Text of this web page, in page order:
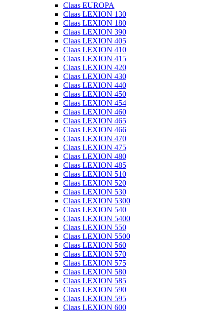
Claas EUROPA
Claas LEXION 130
Claas LEXION 180
Claas LEXION 390
Claas LEXION 405
Claas LEXION 410
Claas LEXION 415
Claas LEXION 420
Claas LEXION 430
Claas LEXION 440
Claas LEXION 450
Claas LEXION 454
Claas LEXION 460
Claas LEXION 465
Claas LEXION 466
Claas LEXION 470
Claas LEXION 475
Claas LEXION 480
Claas LEXION 485
Claas LEXION 510
Claas LEXION 520
Claas LEXION 530
Claas LEXION 5300
Claas LEXION 540
Claas LEXION 5400
Claas LEXION 550
Claas LEXION 5500
Claas LEXION 560
Claas LEXION 570
Claas LEXION 575
Claas LEXION 580
Claas LEXION 585
Claas LEXION 590
Claas LEXION 595
Claas LEXION 600